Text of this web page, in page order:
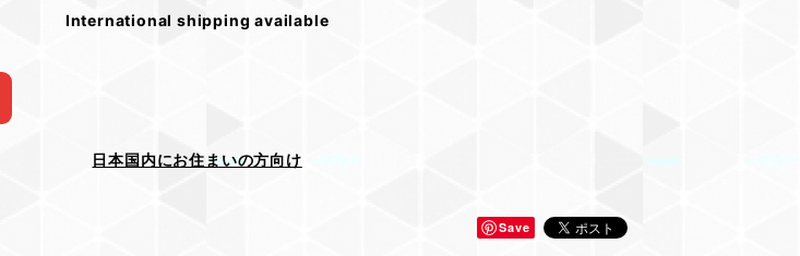
International shipping available
日本国内にお住まいの方向け
Save